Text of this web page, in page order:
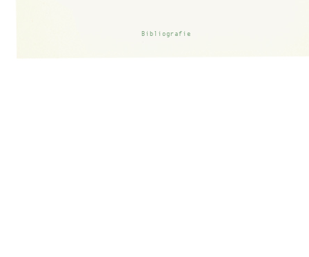
Bibliografie